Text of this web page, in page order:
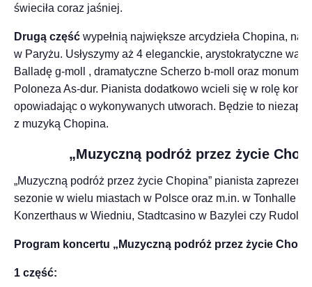
świeciła coraz jaśniej.
Drugą część wypełnią największe arcydzieła Chopina,
w Paryżu. Usłyszymy aż 4 eleganckie, arystokratyczne
Balladę g-moll , dramatyczne Scherzo b-moll oraz
Poloneza As-dur. Pianista dodatkowo wcieli się w rolę
opowiadając o wykonywanych utworach. Będzie to
z muzyką Chopina.
„Muzyczną podróż przez życie
„Muzyczną podróż przez życie Chopina” pianista
sezonie w wielu miastach w Polsce oraz m.in. w Tonhalle w
Konzerthaus w Wiedniu, Stadtcasino w Bazylei czy
Program koncertu „Muzyczną podróż przez życie
1 część: